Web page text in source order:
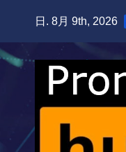
content
日. 8月 9th, 2026